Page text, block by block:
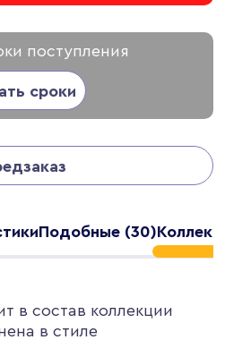
поступления
сроки
Подобные (30)
в состав коллекции
в стиле